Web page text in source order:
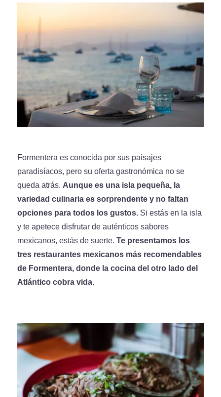
Formentera es conocida por sus paisajes
paradisíacos, pero su oferta gastronómica no se
queda atrás. Aunque es una isla pequeña, la
variedad culinaria es sorprendente y no faltan
opciones para todos los gustos. Si estás en la isla
y te apetece disfrutar de auténticos sabores
mexicanos, estás de suerte. Te presentamos los
tres restaurantes mexicanos más recomendables
de Formentera, donde la cocina del otro lado del
Atlántico cobra vida.